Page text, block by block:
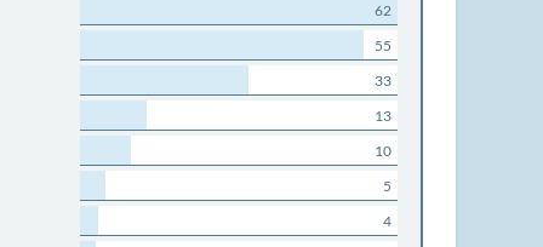
62
55
33
13
10
5
4